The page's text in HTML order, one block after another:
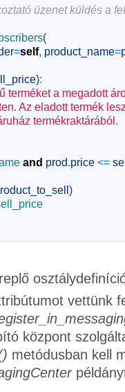
üzenet küldés a
(
=self, product_name=
):
terméket a megadott
Az eladott termék
termékraktárából.
and prod.price <=
)
vettünk
központ
metódusban kell